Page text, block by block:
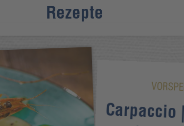
Rezepte
Carpaccio
|